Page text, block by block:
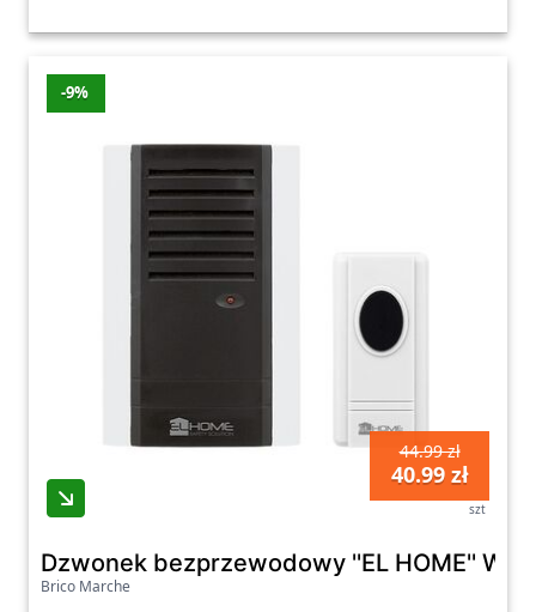
-9%
44.99 zł
40.99 zł
szt
Dzwonek bezprzewodowy ''EL HOME''
Brico Marche